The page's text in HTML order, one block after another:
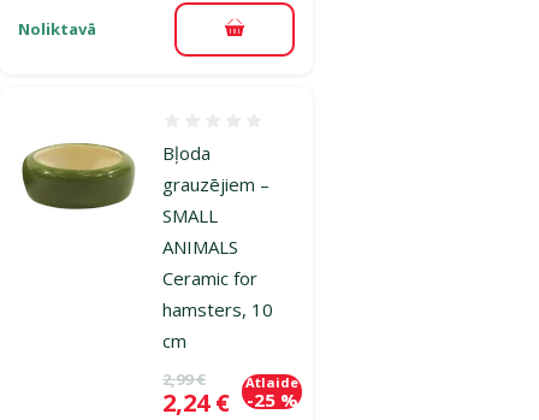
Noliktavā Pievienot grozam
Bļoda
grauzējiem –
SMALL
ANIMALS
Ceramic for
hamsters, 10
cm
Oriģinālā cena
2,99 €
Cena
2,24 €
Atlaide
-25 %